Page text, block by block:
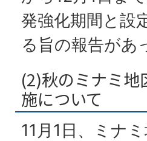
発強化期間と設
る旨の報告があ
(2)秋のミナミ
施について
11月1日、ミナ